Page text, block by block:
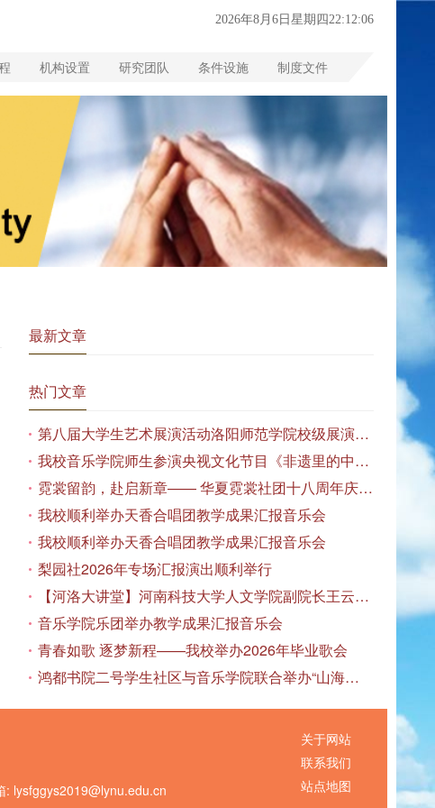
2026年8月6日星期四22:12:07
机构设置 研究团队 条件设施 制度文件
最新文章
热门文章
第八届大学生艺术展演活动洛阳师范学院校级展演——艺术作品专场展览在美术与艺术学院顺利开展
我校音乐学院师生参演央视文化节目《非遗里的中国》
霓裳留韵，赴启新章—— 华夏霓裳社团十八周年庆暨毕业季特别演出圆满落幕
我校顺利举办天香合唱团教学成果汇报音乐会
我校顺利举办天香合唱团教学成果汇报音乐会
梨园社2026年专场汇报演出顺利举行
【河洛大讲堂】河南科技大学人文学院副院长王云红教授应邀作专题讲座
音乐学院乐团举办教学成果汇报音乐会
青春如歌 逐梦新程——我校举办2026年毕业歌会
鸿都书院二号学生社区与音乐学院联合举办“山海诗恋”合唱思政汇报音乐会
lysfggys2019@lynu.edu.cn
关于网站
联系我们
站点地图